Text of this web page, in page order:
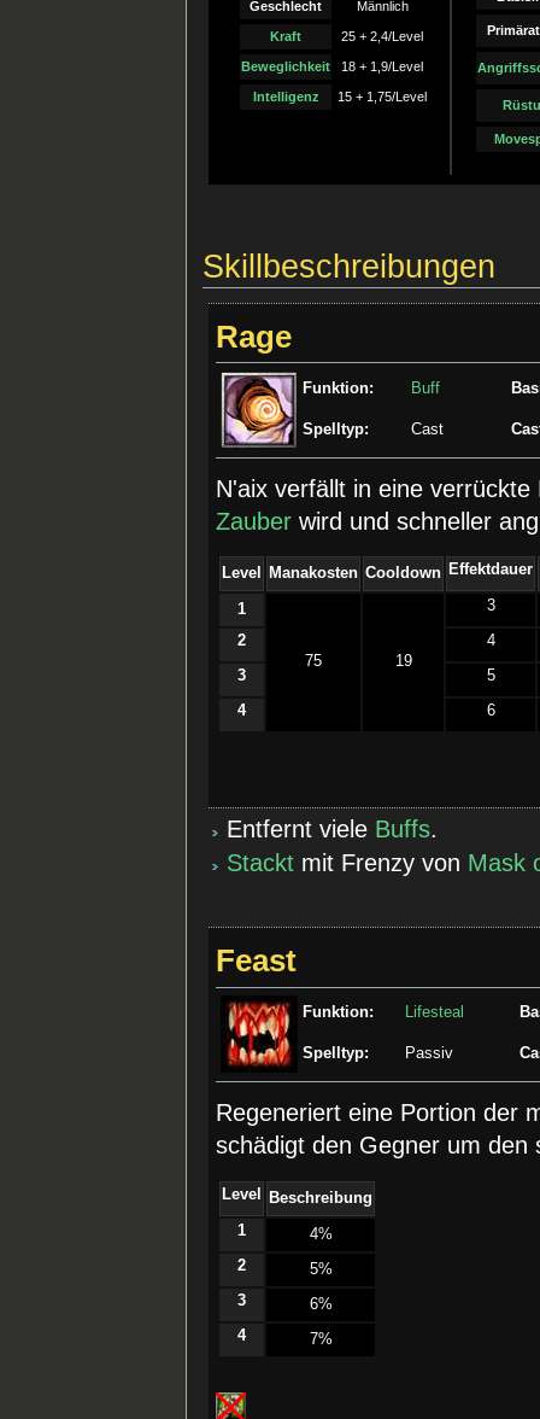
Geschlecht Männlich
Kraft 25 + 2,4/Level
Beweglichkeit 18 + 1,9/Level
Intelligenz 15 + 1,75/Level
Skillbeschreibungen
Rage
Funktion: Buff
Spelltyp: Cast
N'aix verfällt in eine
Zauber wird und schneller
Level Manakosten Cooldown Effektdauer
1
75 19
3
2 4
3 5
4 6
Entfernt viele Buffs.
Stackt mit Frenzy von Mask
Feast
Funktion: Lifesteal
Spelltyp: Passiv
Regeneriert eine Portion der
schädigt den Gegner um den
Level
Beschreibung
1
­4%
2
­5%
3
­6%
4
­7%